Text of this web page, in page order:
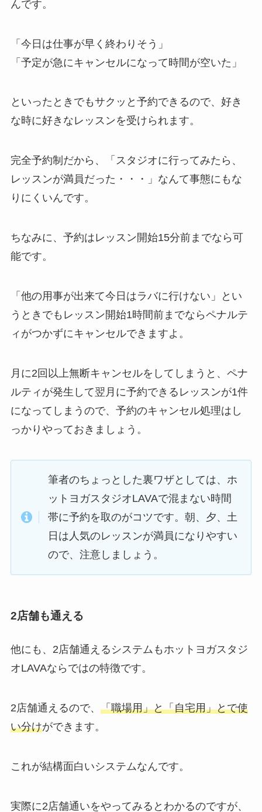
んです。
「今日は仕事が早く終わりそう」
「予定が急にキャンセルになって時間が空いた」
といったときでもサクッと予約できるので、好き
な時に好きなレッスンを受けられます。
完全予約制だから、
「スタジオに行ってみたら、
レッスンが満員だった・・・」 なんて事態にもな
りにくいんです。
ちなみに、予約はレッスン開始15分前までなら可
能です。
「他の用事が出来て今日はラバに行けない」
とい
うときでもレッスン開始1時間前までならペナルテ
ィがつかずにキャンセルできますよ。
月に2回以上無断キャンセルをしてしまうと、ペナ
ルティが発生して翌月に予約できるレッスンが1件
になってしまうので、予約のキャンセル処理はし
っかりやっておきましょう。
筆者のちょっとした裏ワザとしては、ホ
ットヨガスタジオLAVAで混まない時間
帯に予約を取のがコツです。朝、夕、土
日は人気のレッスンが満員になりやすい
ので、注意しましょう。
2店舗も通える
他にも、2店舗通えるシステムもホットヨガスタジ
オLAVAならではの特徴です。
2店舗通えるので、 「職場用」と「自宅用」とで使
い分けができます。
これが結構面白いシステムなんです。
実際に2店舗通いをやってみるとわかるのですが、